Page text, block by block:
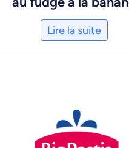
Lire la suite